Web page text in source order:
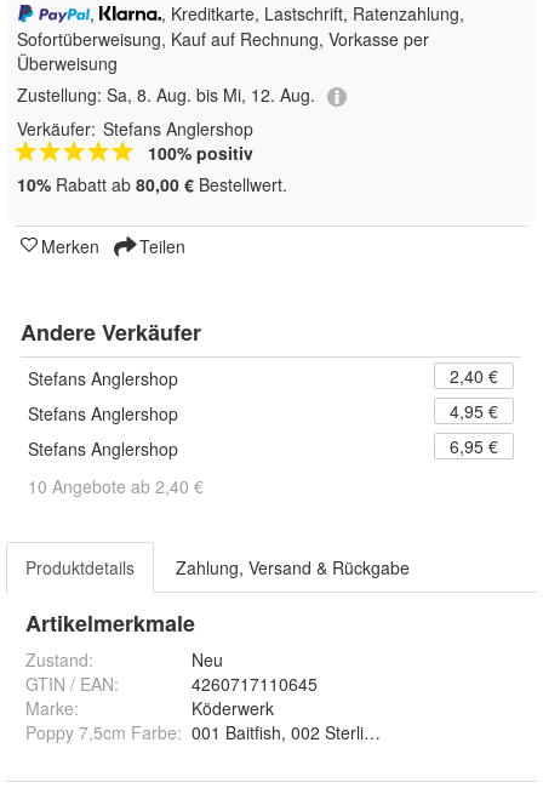
,
, Kreditkarte, Lastschrift, Ratenzahlung,
Sofortüberweisung, Kauf auf Rechnung, Vorkasse per
Überweisung
Zustellung: Sa, 8. Aug. bis Mi, 12. Aug.
Verkäufer: Stefans Anglershop
100% positiv
10% Rabatt ab 80,00 € Bestellwert.
Merken Teilen
Andere Verkäufer
Stefans Anglershop
2,40 €
Stefans Anglershop
4,95 €
Stefans Anglershop
6,95 €
10 Angebote ab 2,40 €
Produktdetails Zahlung, Versand & Rückgabe
Artikelmerkmale
Zustand:
Neu
GTIN / EAN:
4260717110645
Marke:
Köderwerk
Poppy 7,5cm Farbe: 001 Baitfish, 002 Sterling, 003 Blackn White,